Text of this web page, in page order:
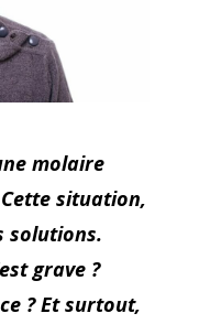
molaire
situation,
solutions.
grave ?
? Et surtout,